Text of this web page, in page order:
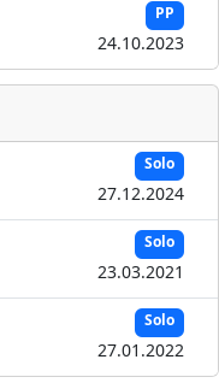
PP
24.10.2023
Solo
27.12.2024
Solo
23.03.2021
Solo
27.01.2022